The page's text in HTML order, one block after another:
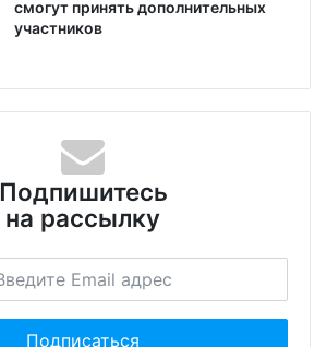
смогут принять дополнительных
участников
Подпишитесь
на рассылку